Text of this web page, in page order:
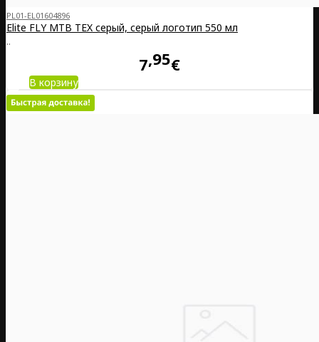
PL01-EL01604896
Elite FLY MTB TEX серый, серый логотип 550 мл
..
7 95€
В корзину